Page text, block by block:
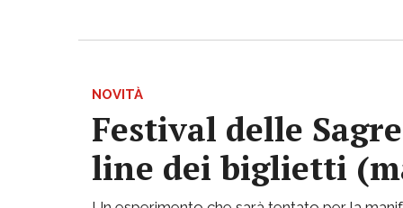
NOVITÀ
Festival delle
line dei biglietti